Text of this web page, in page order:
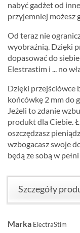
nabyć gadżet od
przyjemniej możesz
Od teraz nie
wyobraźnią. Dzięki
dopasować do
Elestrastim i ... no
Dzięki przejściówce
końcówkę 2 mm do
Jeżeli to zdanie
produkt dla Ciebie.
oszczędzasz
wzbogacasz swoje
będą ze sobą w
Szczegóły
Marka ElectraStim